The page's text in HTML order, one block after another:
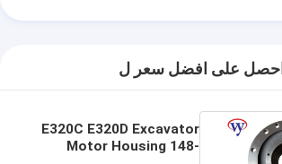
احصل على افضل سعر ل
E320C E320D Excavator
Motor Housing 148-